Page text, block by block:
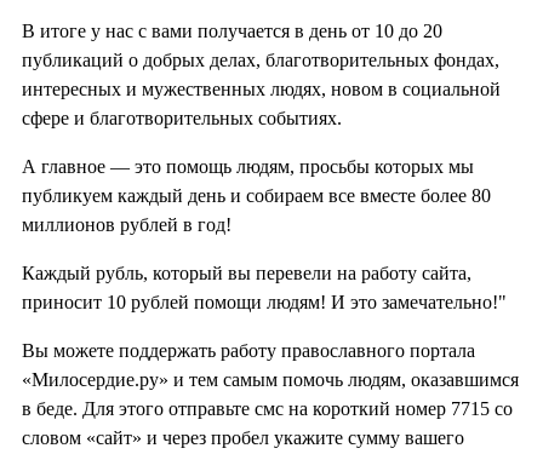
В итоге у нас с вами получается в день от 10 до 20
публикаций о добрых делах, благотворительных фондах,
интересных и мужественных людях, новом в социальной
сфере и благотворительных событиях.
А главное — это помощь людям, просьбы которых мы
публикуем каждый день и собираем все вместе более 80
миллионов рублей в год!
Каждый рубль, который вы перевели на работу сайта,
приносит 10 рублей помощи людям! И это замечательно!"
Вы можете поддержать работу православного портала
«Милосердие.ру» и тем самым помочь людям, оказавшимся
в беде. Для этого отправьте смс на короткий номер 7715 со
словом «сайт» и через пробел укажите сумму вашего